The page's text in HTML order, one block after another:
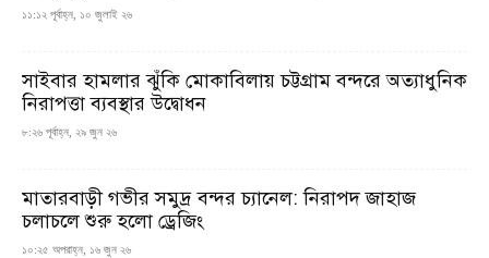
১১:১২ পূর্বাহ্ন, ১০ জুলাই ২৬
সাইবার হামলার ঝুঁকি মোকাবিলায় চট্টগ্রাম বন্দরে অত্যাধুনিক
নিরাপত্তা ব্যবস্থার উদ্বোধন
৮:২৬ পূর্বাহ্ন, ২৯ জুন ২৬
মাতারবাড়ী গভীর সমুদ্র বন্দর চ্যানেল: নিরাপদ জাহাজ
চলাচলে শুরু হলো ড্রেজিং
১০:২৫ অপরাহ্ন, ১৬ জুন ২৬